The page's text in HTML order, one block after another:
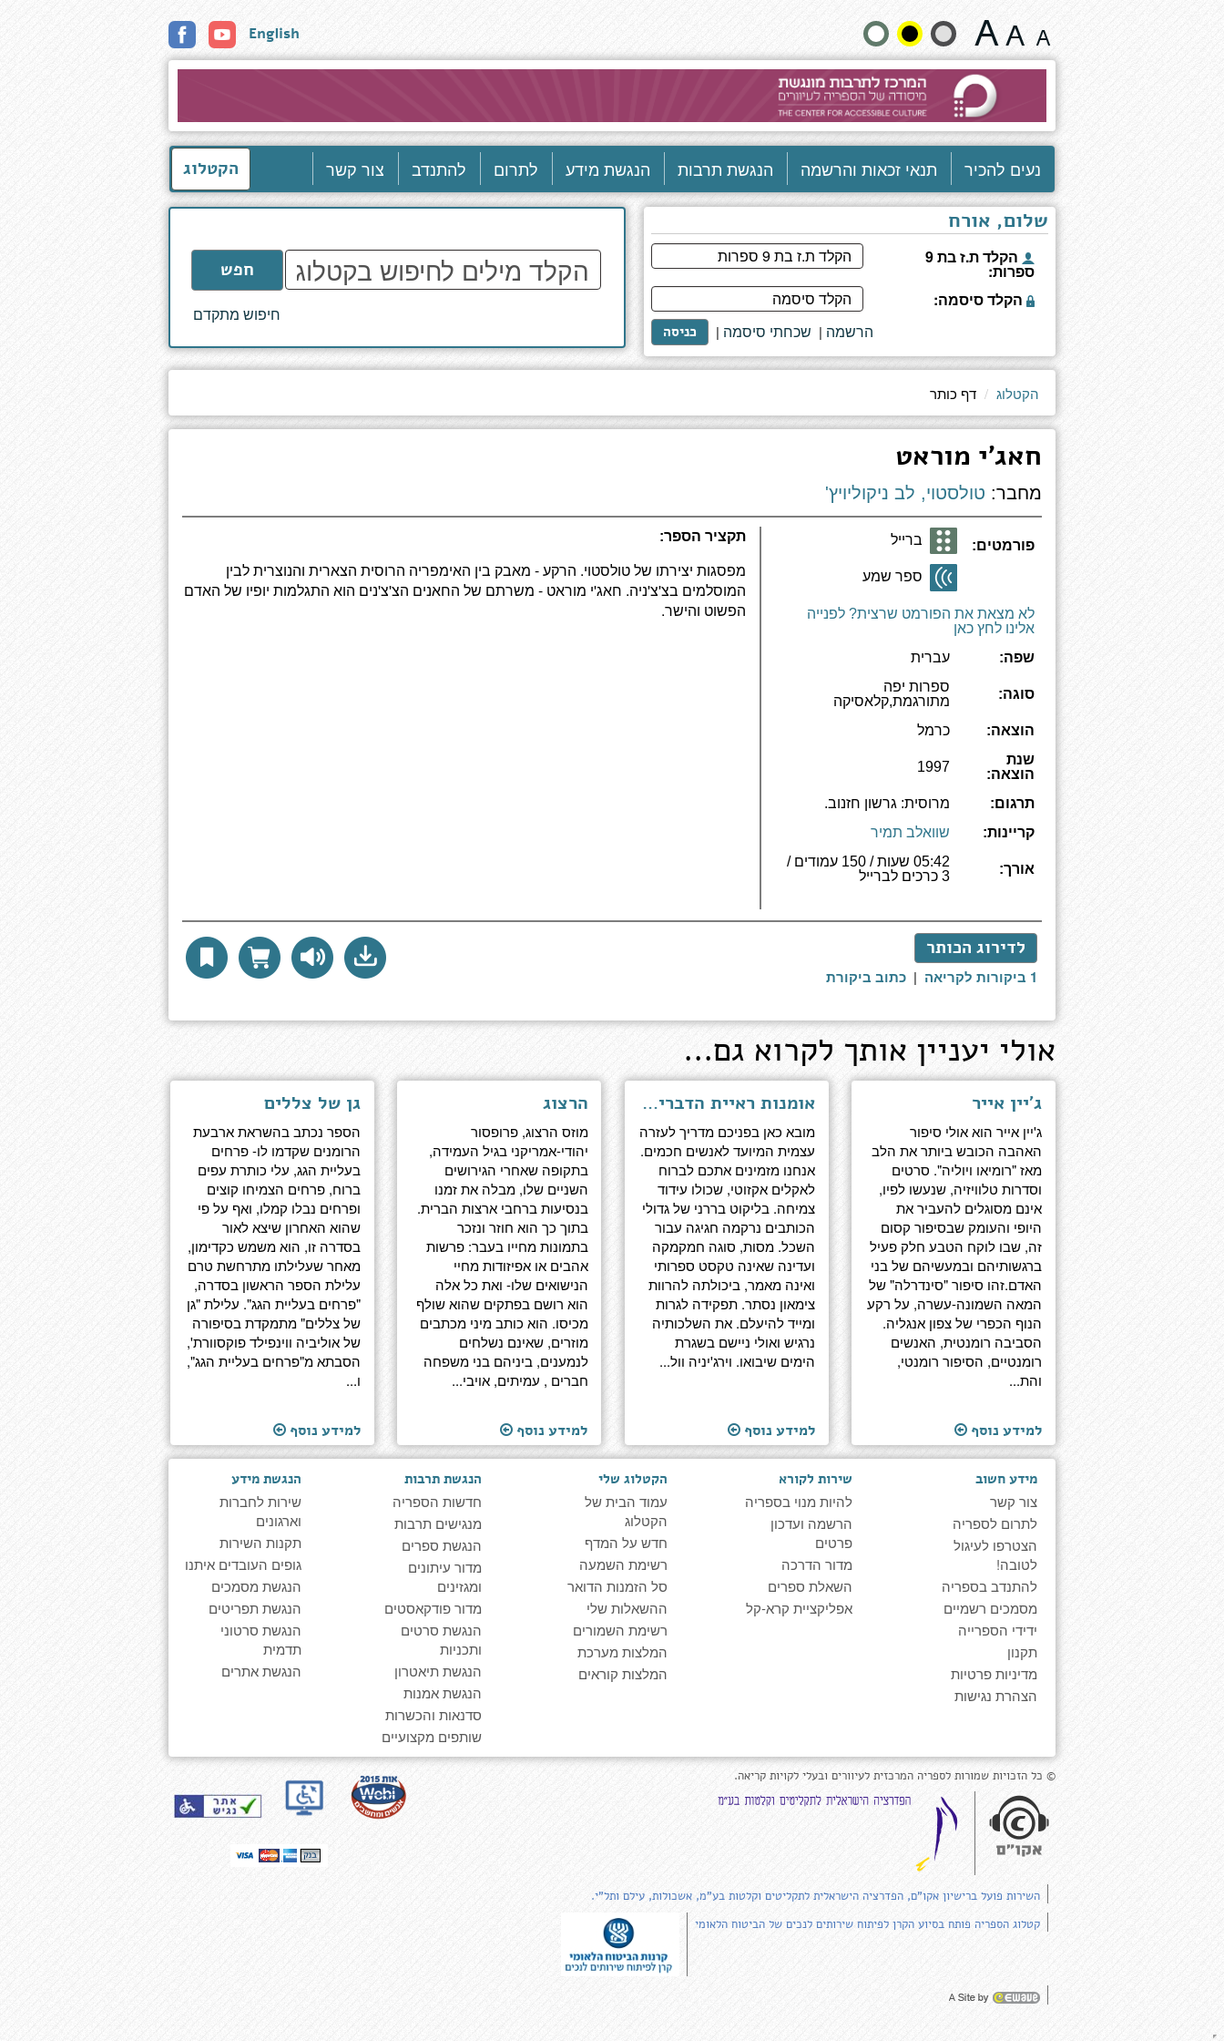
כותר
שנה
גודל
וצבעים:
English
נעים להכיר תנאי זכאות והרשמה הנגשת תרבות הנגשת מידע לתרום להתנדב צור קשר הקטלוג
שלום, אורח
הקלד ת.ז בת 9
ספרות:
הקלד סיסמה:
כניסה | שכחתי סיסמה | הרשמה
הקלד
מילים
לחיפוש
חפש
חיפוש מתקדם
הקטלוג דף כותר
חאג'י מוראט
מחבר: טולסטוי, לב ניקוליויץ'
פורמטים: ברייל
ספר שמע
לא מצאת את הפורמט שרצית? לפנייה
אלינו לחץ כאן
שפה:
עברית
סוגה:
ספרות יפה
מתורגמת,קלאסיקה
הוצאה:
כרמל
שנת
הוצאה:
1997
תרגום:
מרוסית: גרשון חזנוב.
קריינות:
שוואלב תמיר
אורך:
05:42 שעות / 150 עמודים /
3 כרכים לברייל
תקציר הספר:
מפסגות יצירתו של טולסטוי. הרקע - מאבק בין האימפריה הרוסית הצארית והנוצרית לבין
המוסלמים בצ'צ'ניה. חאג'י מוראט - משרתם של החאנים הצ'צ'נים הוא התגלמות יופיו של האדם
הפשוט והישר.
לדירוג הכותר
1 ביקורות לקריאה | כתוב ביקורת
אולי יעניין אותך לקרוא גם...
ג'יין אייר
ג'יין אייר הוא אולי סיפור
האהבה הכובש ביותר את הלב
מאז "רומיאו ויוליה". סרטים
וסדרות טלוויזיה, שנעשו לפיו,
אינם מסוגלים להעביר את
היופי והעומק שבסיפור קסום
זה, שבו לוקח הטבע חלק פעיל
ברגשותיהם ובמעשיהם של בני
האדם.זהו סיפור "סינדרלה" של
המאה השמונה-עשרה, על רקע
הנוף הכפרי של צפון אנגליה.
הסביבה רומנטית, האנשים
רומנטיים, הסיפור רומנטי,
והת...
למידע נוסף
אומנות ראיית הדברים - מסות עזרה עצמית עבור חכמים
מובא כאן בפניכם מדריך לעזרה
עצמית המיועד לאנשים חכמים.
אנחנו מזמינים אתכם לברוח
לאקלים אקזוטי, שכולו עידוד
צמיחה. בליקוט בררני של גדולי
הכותבים נרקמה חגיגה עבור
השכל. מסות, סוגה חמקמקה
ועדינה שאינה טקסט ספרותי
ואינה מאמר, ביכולתה להרוות
צימאון נסתר. תפקידה לגרות
ומייד להיעלם. את השלכותיה
נרגיש ואולי ניישם בשגרת
הימים שיבואו. וירג'יניה וול...
למידע נוסף
הרצוג
מוזס הרצוג, פרופסור
יהודי-אמריקני בגיל העמידה,
בתקופה שאחרי הגירושים
השניים שלו, מבלה את זמנו
בנסיעות ברחבי ארצות הברית.
בתוך כך הוא חוזר ונזכר
בתמונות מחייו בעבר: פרשות
אהבים או אפיזודות מחיי
הנישואים שלו- ואת כל אלה
הוא רושם בפתקים שהוא שולף
מכיסו. הוא כותב מיני מכתבים
מוזרים, שאינם נשלחים
לנמענים, ביניהם בני משפחה
חברים , עמיתים, אויבי...
למידע נוסף
גן של צללים
הספר נכתב בהשראת ארבעת
הרומנים שקדמו לו- פרחים
בעליית הגג, עלי כותרת עפים
ברוח, פרחים הצמיחו קוצים
ופרחים נבלו קמלו, ואף על פי
שהוא האחרון שיצא לאור
בסדרה זו, הוא משמש כקדימון,
מאחר שעלילתו מתרחשת טרם
עלילת הספר הראשון בסדרה,
"פרחים בעליית הגג". עלילת "גן
של צללים" מתמקדת בסיפורה
של אוליביה ווינפילד פוקסוורת',
הסבתא מ"פרחים בעליית הגג",
ו...
למידע נוסף
מידע חשוב
צור קשר
לתרום לספריה
הצטרפו לעיגול
לטובה!
להתנדב בספריה
מסמכים רשמיים
ידידי הספרייה
תקנון
מדיניות פרטיות
הצהרת נגישות
שירות לקורא
להיות מנוי בספריה
הרשמה ועדכון
פרטים
מדור הדרכה
השאלת ספרים
אפליקציית קרא-קל
הקטלוג שלי
עמוד הבית של
הקטלוג
חדש על המדף
רשימת השמעה
סל הזמנות הדואר
ההשאלות שלי
רשימת השמורים
המלצות מערכת
המלצות קוראים
הנגשת תרבות
חדשות הספריה
מנגישים תרבות
הנגשת ספרים
מדור עיתונים
ומגזינים
מדור פודקאסטים
הנגשת סרטים
ותכניות
הנגשת תיאטרון
הנגשת אמנות
סדנאות והכשרות
שותפים מקצועיים
הנגשת מידע
שירות לחברות
וארגונים
תקנות השירות
גופים העובדים איתנו
הנגשת מסמכים
הנגשת תפריטים
הנגשת סרטוני
תדמית
הנגשת אתרים
© כל הזכויות שמורות לספריה המרכזית לעיוורים ובעלי לקויות קריאה.
השירות פועל ברישיון אקו"ם, הפדרציה הישראלית לתקליטים וקלטות בע"מ, אשכולות, עילם ותל"י.
קטלוג הספריה פותח בסיוע הקרן לפיתוח שירותים לנכים של הביטוח הלאומי